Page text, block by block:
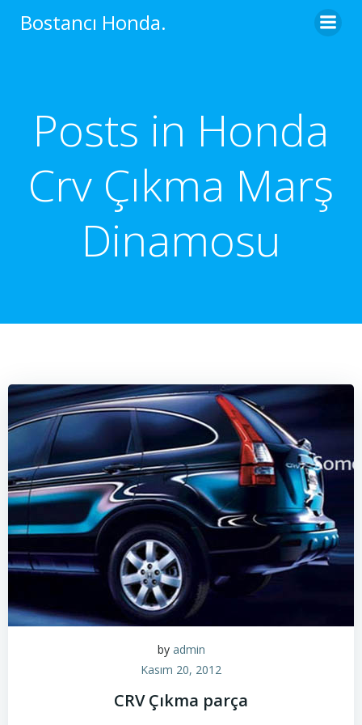
Bostancı Honda.
Posts in Honda
Crv Çıkma Marş
Dinamosu
by admin
Kasım 20, 2012
CRV Çıkma parça